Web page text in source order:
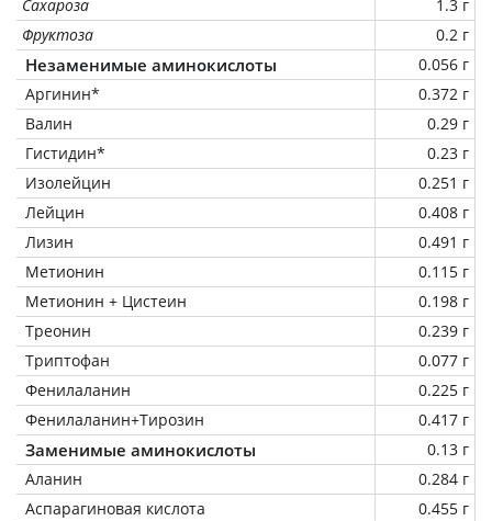
Сахароза
1.3 г
Фруктоза
0.2 г
Незаменимые аминокислоты
0.056 г
Аргинин*
0.372 г
Валин
0.29 г
Гистидин*
0.23 г
Изолейцин
0.251 г
Лейцин
0.408 г
Лизин
0.491 г
Метионин
0.115 г
Метионин + Цистеин
0.198 г
Треонин
0.239 г
Триптофан
0.077 г
Фенилаланин
0.225 г
Фенилаланин+Тирозин
0.417 г
Заменимые аминокислоты
0.13 г
Аланин
0.284 г
Аспарагиновая кислота
0.455 г